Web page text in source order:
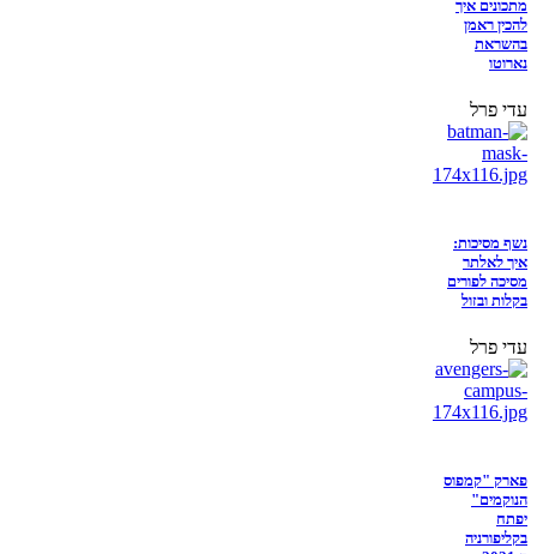
מתכונים איך
להכין ראמן
בהשראת
נארוטו
עדי פרל
נשף מסיכות:
איך לאלתר
מסיכה לפורים
בקלות ובזול
עדי פרל
פארק "קמפוס
הנוקמים"
יפתח
בקליפורניה